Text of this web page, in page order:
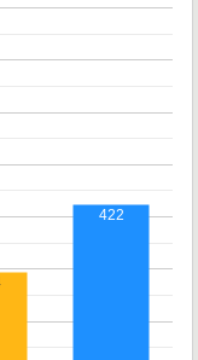
422